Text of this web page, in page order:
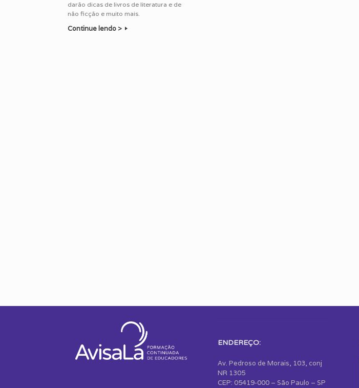
darão dicas de livros de literatura e de
não ficção e muito mais.
Continue lendo >
ENDEREÇO:
Av. Pedroso de Morais, 103, conj
NR 1305
CEP: 05419-000 – São Paulo – SP